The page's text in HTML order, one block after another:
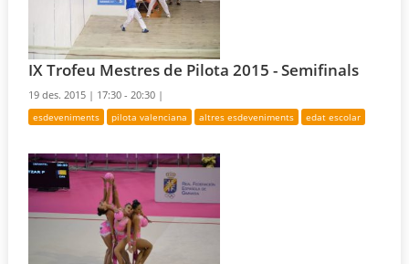
IX Trofeu Mestres de Pilota 2015 - Semifinals
19 des. 2015 | 17:30 - 20:30 |
esdeveniments pilota valenciana altres esdeveniments edat escolar